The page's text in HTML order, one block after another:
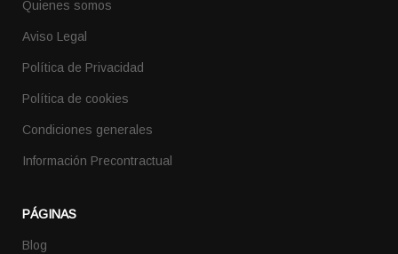
Quienes somos
Aviso Legal
Política de Privacidad
Política de cookies
Condiciones generales
Información Precontractual
PÁGINAS
Blog